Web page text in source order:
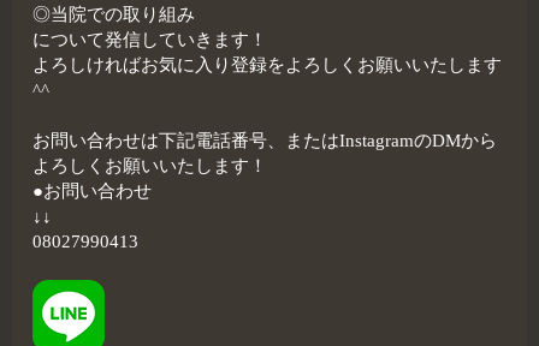
◎当院での取り組み
について発信していきます！
よろしければお気に入り登録をよろしくお願いいたします
^^
お問い合わせは下記電話番号、またはInstagramのDMから
よろしくお願いいたします！
●お問い合わせ
↓↓
08027990413